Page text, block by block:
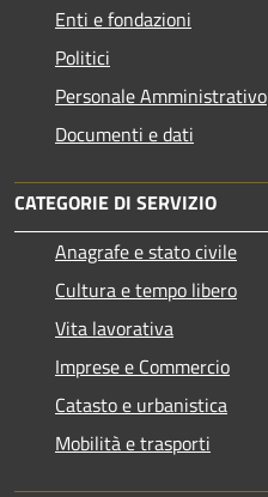
Enti e fondazioni
Politici
Personale Amministrativo
Documenti e dati
CATEGORIE DI SERVIZIO
Anagrafe e stato civile
Cultura e tempo libero
Vita lavorativa
Imprese e Commercio
Catasto e urbanistica
Mobilità e trasporti